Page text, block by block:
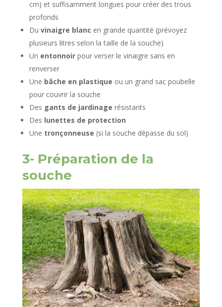
cm) et suffisamment longues pour créer des trous
profonds
Du vinaigre blanc en grande quantité (prévoyez
plusieurs litres selon la taille de la souche)
Un entonnoirpour verser le vinaigre sans en
renverser
Une bâche en plastique ou un grand sac poubelle
pour couvrir la souche
Des gants de jardinage résistants
Des lunettes de protection
Une tronçonneuse (si la souche dépasse du sol)
3- Préparation de la
souche